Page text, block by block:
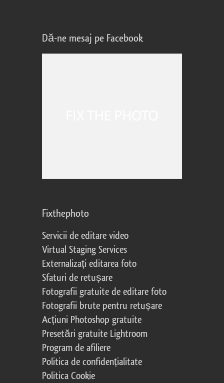
Dă-ne mesaj pe Facebook
Fixthephoto
Servicii de editare video
Virtual Staging Services
Externalizați editarea foto
Sfaturi de retușare
Fotografii gratuite de editare foto
Fotografii brute pentru retușare
Acțiuni Photoshop gratuite
Presetări gratuite Lightroom
Program de afiliere
Politica de confidențialitate
Politica Cookie